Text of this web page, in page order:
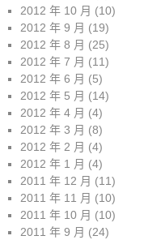
2012 年 10 月 (10)
2012 年 9 月 (19)
2012 年 8 月 (25)
2012 年 7 月 (11)
2012 年 6 月 (5)
2012 年 5 月 (14)
2012 年 4 月 (4)
2012 年 3 月 (8)
2012 年 2 月 (4)
2012 年 1 月 (4)
2011 年 12 月 (11)
2011 年 11 月 (10)
2011 年 10 月 (10)
2011 年 9 月 (24)